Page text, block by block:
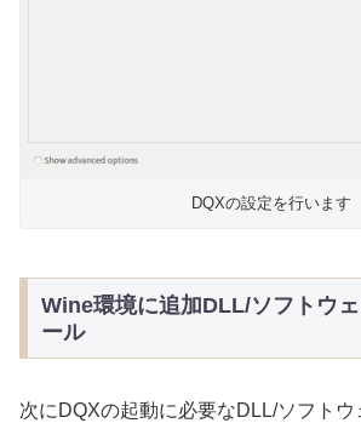
DQXの設定を行います
Wine環境に追加DLL/ソフトウ
ール
次にDQXの起動に必要なDLL/ソフト